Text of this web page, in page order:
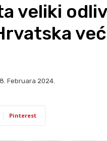
veliki
8. Februara 2024.
Pinterest